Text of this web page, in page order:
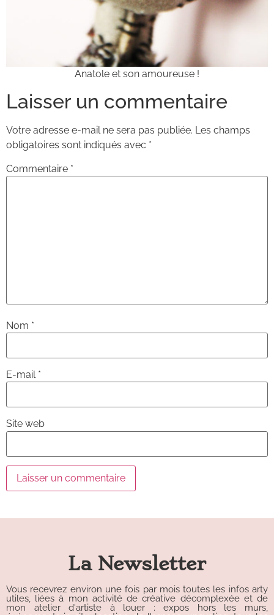
Anatole et son amoureuse !
Laisser un commentaire
Votre adresse e-mail ne sera pas publiée. Les champs
obligatoires sont indiqués avec *
Commentaire *
Nom *
E-mail *
Site web
La Newsletter
Vous recevrez environ une fois par mois toutes les infos arty
utiles, liées à mon activité de créative décomplexée et de
mon atelier d'artiste à louer : expos hors les murs,